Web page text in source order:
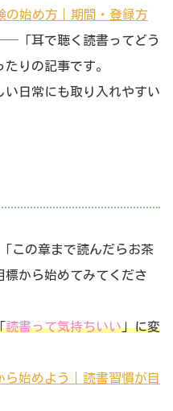
の始め方｜期間・登録方
「耳で聴く読書ってどう
りの記事です。
日常にも取り入れやすい
この章まで読んだらお茶
標から始めてみてくださ
読書って気持ちいい」に変
始めよう｜読書習慣が自